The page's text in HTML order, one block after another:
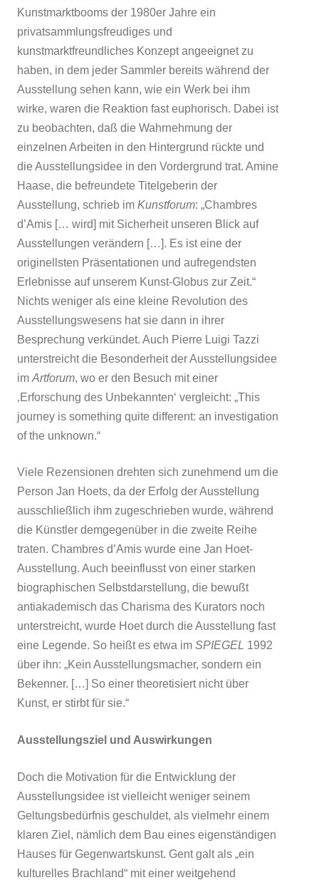
Kunstmarktbooms der 1980er Jahre ein
privatsammlungsfreudiges und
kunstmarktfreundliches Konzept angeeignet zu
haben, in dem jeder Sammler bereits während der
Ausstellung sehen kann, wie ein Werk bei ihm
wirke, waren die Reaktion fast euphorisch. Dabei ist
zu beobachten, daß die Wahrnehmung der
einzelnen Arbeiten in den Hintergrund rückte und
die Ausstellungsidee in den Vordergrund trat. Amine
Haase, die befreundete Titelgeberin der
Ausstellung, schrieb im Kunstforum: „Chambres
d’Amis [… wird] mit Sicherheit unseren Blick auf
Ausstellungen verändern […]. Es ist eine der
originellsten Präsentationen und aufregendsten
Erlebnisse auf unserem Kunst-Globus zur Zeit.“
Nichts weniger als eine kleine Revolution des
Ausstellungswesens hat sie dann in ihrer
Besprechung verkündet. Auch Pierre Luigi Tazzi
unterstreicht die Besonderheit der Ausstellungsidee
im Artforum, wo er den Besuch mit einer
‚Erforschung des Unbekannten‘ vergleicht: „This
journey is something quite different: an investigation
of the unknown.“
Viele Rezensionen drehten sich zunehmend um die
Person Jan Hoets, da der Erfolg der Ausstellung
ausschließlich ihm zugeschrieben wurde, während
die Künstler demgegenüber in die zweite Reihe
traten. Chambres d’Amis wurde eine Jan Hoet-
Ausstellung. Auch beeinflusst von einer starken
biographischen Selbstdarstellung, die bewußt
antiakademisch das Charisma des Kurators noch
unterstreicht, wurde Hoet durch die Ausstellung fast
eine Legende. So heißt es etwa im SPIEGEL 1992
über ihn: „Kein Ausstellungsmacher, sondern ein
Bekenner. […] So einer theoretisiert nicht über
Kunst, er stirbt für sie.“
Ausstellungsziel und Auswirkungen
Doch die Motivation für die Entwicklung der
Ausstellungsidee ist vielleicht weniger seinem
Geltungsbedürfnis geschuldet, als vielmehr einem
klaren Ziel, nämlich dem Bau eines eigenständigen
Hauses für Gegenwartskunst. Gent galt als „ein
kulturelles Brachland“ mit einer weitgehend